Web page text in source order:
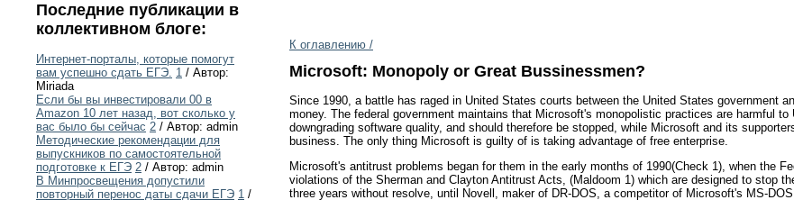
Последние публикации в
коллективном блоге:
Интернет-порталы, которые помогут
вам успешно сдать ЕГЭ. 1 / Автор:
Miriada
Если бы вы инвестировали 00 в
Amazon 10 лет назад, вот сколько у
вас было бы сейчас 2 / Автор: admin
Методические рекомендации для
выпускников по самостоятельной
подготовке к ЕГЭ 2 / Автор: admin
В Минпросвещения допустили
повторный перенос даты сдачи ЕГЭ 1 /
К оглавлению /
Microsoft: Monopoly or Great Bussinessmen?
Since 1990, a battle has raged in United States courts between the United States government
money. The federal government maintains that Microsoft's monopolistic practices are harmful
downgrading software quality, and should therefore be stopped, while Microsoft and its
business. The only thing Microsoft is guilty of is taking advantage of free enterprise.
Microsoft's antitrust problems began for them in the early months of 1990(Check 1), when the
violations of the Sherman and Clayton Antitrust Acts, (Maldoom 1) which are designed to stop
three years without resolve, until Novell, maker of DR-DOS, a competitor of Microsoft's MS-